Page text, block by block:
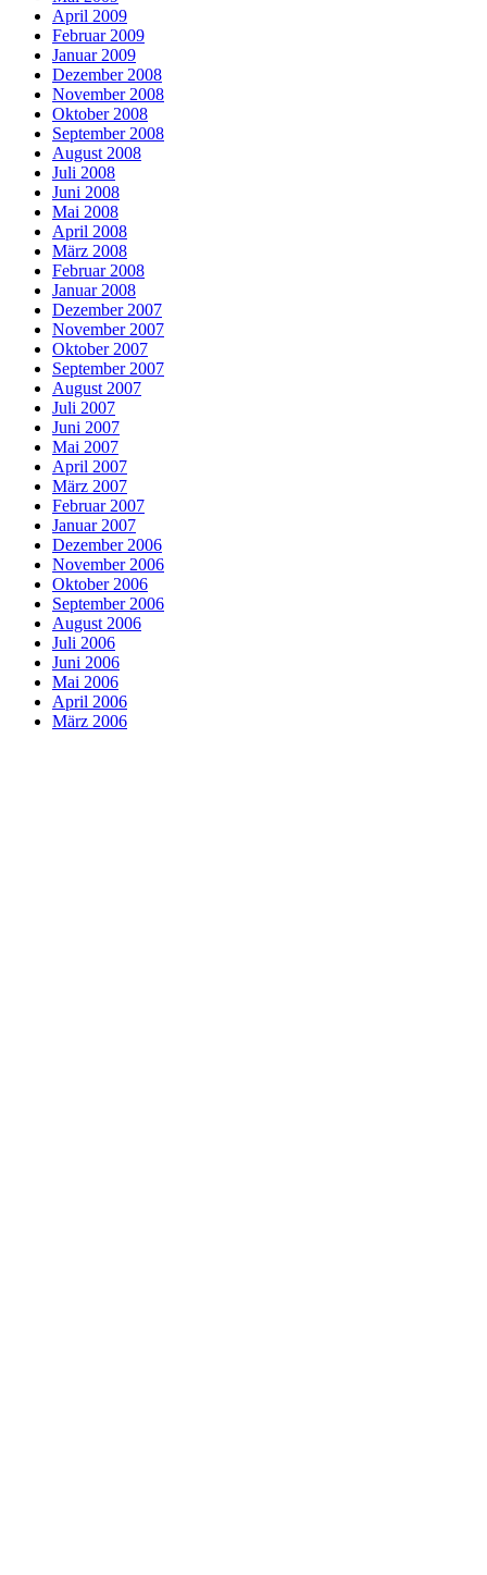
April 2009
Februar 2009
Januar 2009
Dezember 2008
November 2008
Oktober 2008
September 2008
August 2008
Juli 2008
Juni 2008
Mai 2008
April 2008
März 2008
Februar 2008
Januar 2008
Dezember 2007
November 2007
Oktober 2007
September 2007
August 2007
Juli 2007
Juni 2007
Mai 2007
April 2007
März 2007
Februar 2007
Januar 2007
Dezember 2006
November 2006
Oktober 2006
September 2006
August 2006
Juli 2006
Juni 2006
Mai 2006
April 2006
März 2006